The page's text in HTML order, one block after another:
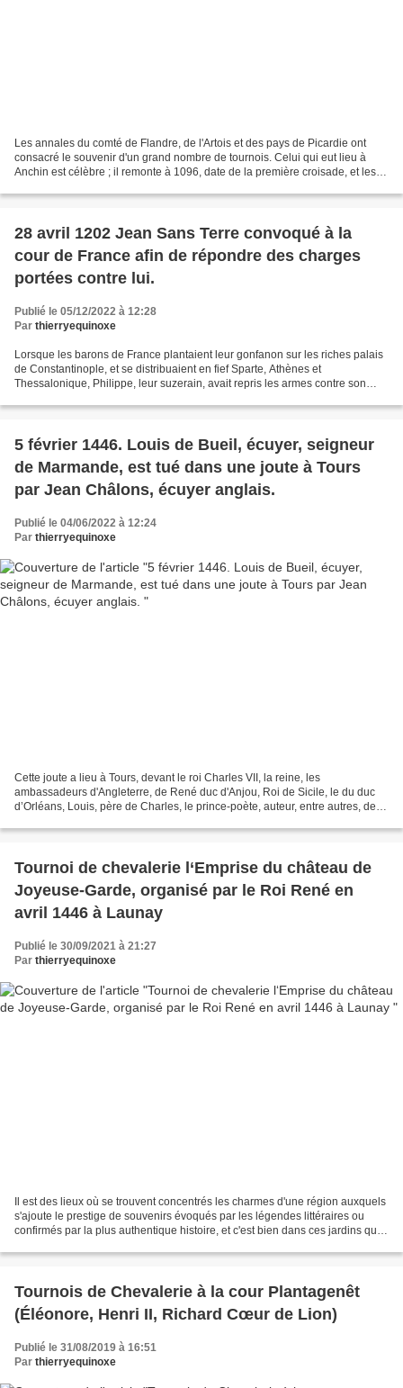
Les annales du comté de Flandre, de l'Artois et des pays de Picardie ont
consacré le souvenir d'un grand nombre de tournois. Celui qui eut lieu à
Anchin est célèbre ; il remonte à 1096, date de la première croisade, et les
28 avril 1202 Jean Sans Terre convoqué à la
cour de France afin de répondre des charges
portées contre lui.
Publié le 05/12/2022 à 12:28
Par thierryequinoxe
Lorsque les barons de France plantaient leur gonfanon sur les riches palais
de Constantinople, et se distribuaient en fief Sparte, Athènes et
Thessalonique, Philippe, leur suzerain, avait repris les armes contre son
5 février 1446. Louis de Bueil, écuyer, seigneur
de Marmande, est tué dans une joute à Tours
par Jean Châlons, écuyer anglais.
Publié le 04/06/2022 à 12:24
Par thierryequinoxe
Cette joute a lieu à Tours, devant le roi Charles VII, la reine, les
ambassadeurs d'Angleterre, de René duc d'Anjou, Roi de Sicile, le du duc
d’Orléans, Louis, père de Charles, le prince-poète, auteur, entre autres, de
Tournoi de chevalerie l‘Emprise du château de
Joyeuse-Garde, organisé par le Roi René en
avril 1446 à Launay
Publié le 30/09/2021 à 21:27
Par thierryequinoxe
Il est des lieux où se trouvent concentrés les charmes d'une région auxquels
s'ajoute le prestige de souvenirs évoqués par les légendes littéraires ou
confirmés par la plus authentique histoire, et c'est bien dans ces jardins que
Tournois de Chevalerie à la cour Plantagenêt
(Éléonore, Henri II, Richard Cœur de Lion)
Publié le 31/08/2019 à 16:51
Par thierryequinoxe